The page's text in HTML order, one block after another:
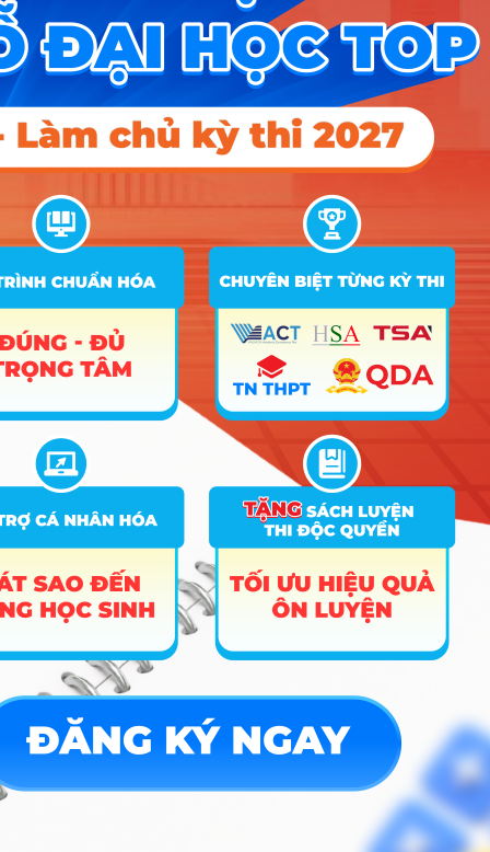
STT
Mã
ngành
Tên
ngành
Chỉ
tiêu
Phương
thức xét
tuyển
Tổ
hợp
1 7310101 Kinh tế 0
Ưu Tiên
ĐT
Học Bạ
A00;
ĐGNL
HN
Q00
2
Quản trị
Ưu Tiên
ĐT
THPT
Học Bạ
A01;
ĐGNL
HN
Q00
7340120
Kinh
quốc tế
Ưu Tiên
THPT
A01;
ĐGNL
Q00